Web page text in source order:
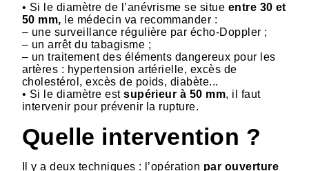
• Si le diamètre de l’anévrisme se situe entre 30 et
50 mm, le médecin va recommander :
– une surveillance régulière par écho-Doppler ;
– un arrêt du tabagisme ;
– un traitement des éléments dangereux pour les
artères : hypertension artérielle, excès de
cholestérol, excès de poids, diabète...
• Si le diamètre estsupérieur à 50 mm, il faut
intervenir pour prévenir la rupture.
Quelle intervention ?
Il y a deux techniques : l’opération par ouverture